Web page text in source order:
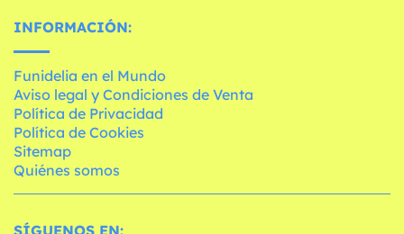
INFORMACIÓN:
Funidelia en el Mundo
Aviso legal y Condiciones de Venta
Política de Privacidad
Política de Cookies
Sitemap
Quiénes somos
SÍGUENOS EN: